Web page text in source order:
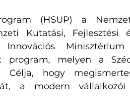
(HSUP) a
Kutatási, Fejlesztési
Minisztérium
program, melyen a
Célja, hogy
a modern vállalkozói